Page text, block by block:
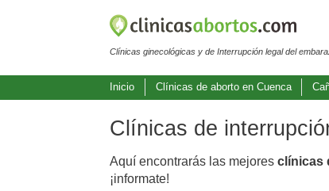
Clínicas ginecológicas y de Interrupción legal del
Inicio Clínicas de aborto en Cuenca
Clínicas de
Aquí encontrarás las mejores clínicas
¡informate!